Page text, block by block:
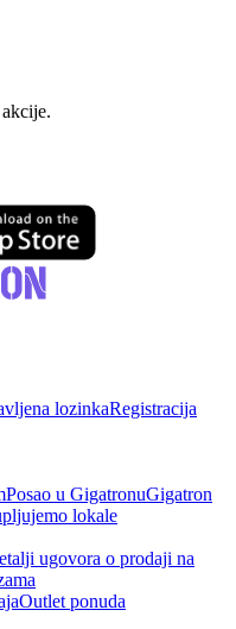
lozinkaRegistracija
Posao u GigatronuGigatron
lokale
ugovora o prodaji na
Outlet ponuda